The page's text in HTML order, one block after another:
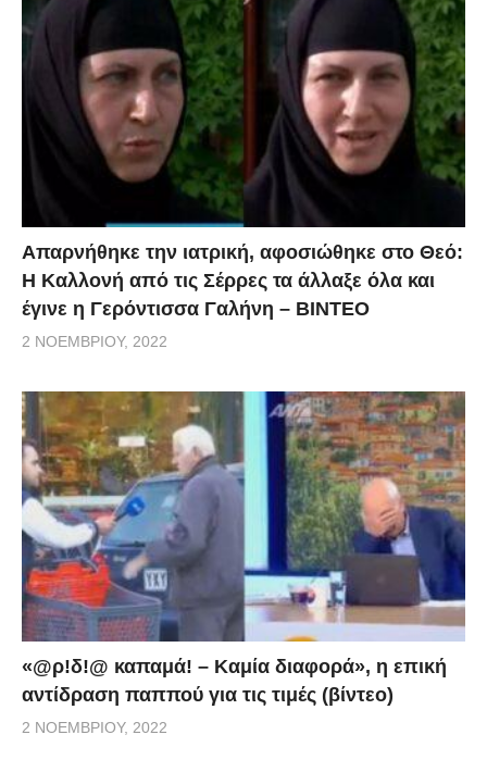
Απαρνήθηκε την ιατρική, αφοσιώθηκε στο Θεό:
Η Καλλονή από τις Σέρρες τα άλλαξε όλα και
έγινε η Γερόντισσα Γαλήνη – ΒΙΝΤΕΟ
2 ΝΟΕΜΒΡΊΟΥ, 2022
«@ρ!δ!@ καπαμά! – Καμία διαφορά», η επική
αντίδραση παππού για τις τιμές (βίντεο)
2 ΝΟΕΜΒΡΊΟΥ, 2022